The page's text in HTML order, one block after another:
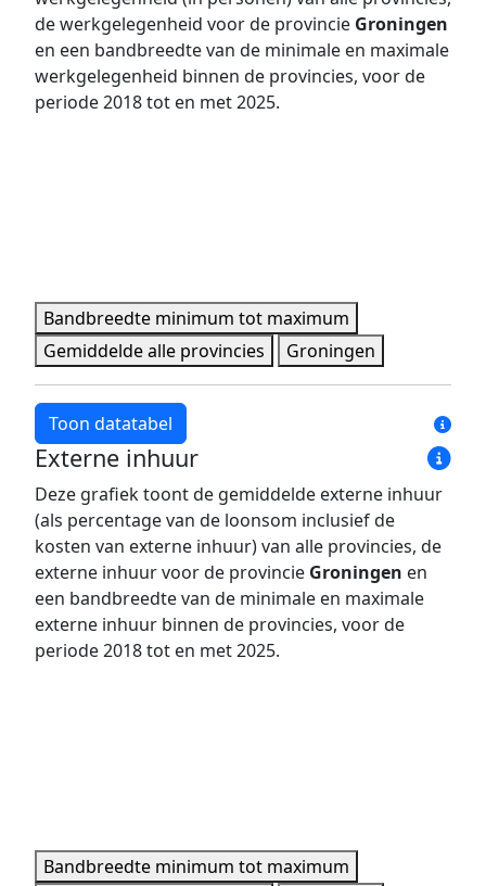
de werkgelegenheid voor de provincie Groningen
en een bandbreedte van de minimale en maximale
werkgelegenheid binnen de provincies, voor de
periode 2018 tot en met 2025.
Bandbreedte minimum tot maximum
Gemiddelde alle provincies
Groningen
Toon datatabel
Jaar Bandbreedte minimum
Bandbreedte
2018 431 pers.
1.515 pers.
2019 438 pers.
1.597 pers.
2020 458 pers.
1.627 pers.
2021 458 pers.
1.607 pers.
2022
493 pers.
1.701 pers.
Externe inhuur
Deze grafiek toont de gemiddelde externe inhuur
(als percentage van de loonsom inclusief de
kosten van externe inhuur) van alle provincies, de
externe inhuur voor de provincie Groningen en
een bandbreedte van de minimale en maximale
externe inhuur binnen de provincies, voor de
periode 2018 tot en met 2025.
Bandbreedte minimum tot maximum